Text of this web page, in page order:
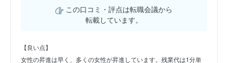
この口コミ・評点は転職会議から
転載しています。
【良い点】
女性の昇進は早く、多くの女性が昇進しています。残業代は1分単